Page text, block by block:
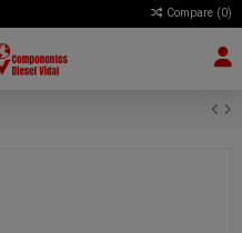
Compare (0)